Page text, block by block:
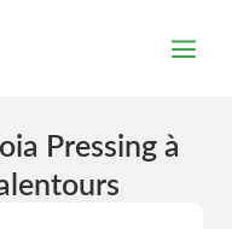
Pressing à